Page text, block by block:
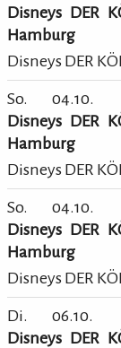
Disneys DER
Hamburg
Disneys DER
So. 04.10.
Disneys DER
Hamburg
Disneys DER
So. 04.10.
Disneys DER
Hamburg
Disneys DER
Di. 06.10.
Disneys DER